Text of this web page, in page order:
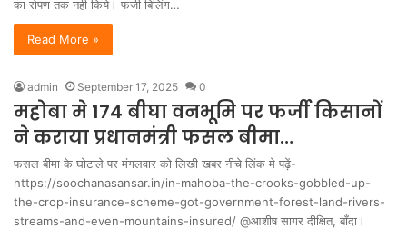
का रोपण तक नही किये। फर्जी बिलिंग…
Read More »
admin September 17, 2025 0
महोबा मे 174 बीघा वनभूमि पर फर्जी किसानों
ने कराया प्रधानमंत्री फसल बीमा…
फसल बीमा के घोटाले पर मंगलवार को लिखी खबर नीचे लिंक मे पढ़ें-
https://soochanasansar.in/in-mahoba-the-crooks-gobbled-up-
the-crop-insurance-scheme-got-government-forest-land-rivers-
streams-and-even-mountains-insured/ @आशीष सागर दीक्षित, बाँदा।